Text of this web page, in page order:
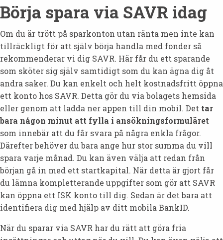
Börja spara via SAVR idag
Om du är trött på sparkonton utan ränta men inte kan
tillräckligt för att själv börja handla med fonder så
rekommenderar vi dig SAVR. Här får du ett sparande
som sköter sig själv samtidigt som du kan ägna dig åt
andra saker. Du kan enkelt och helt kostnadsfritt öppna
ett konto hos SAVR. Detta gör du via bolagets hemsida
eller genom att ladda ner appen till din mobil. Det tar
bara någon minut att fylla i ansökningsformuläret
som innebär att du får svara på några enkla frågor.
Därefter behöver du bara ange hur stor summa du vill
spara varje månad. Du kan även välja att redan från
början gå in med ett startkapital. När detta är gjort får
du lämna kompletterande uppgifter som gör att SAVR
kan öppna ett ISK konto till dig. Sedan är det bara att
identifiera dig med hjälp av ditt mobila BankID.
När du sparar via SAVR har du rätt att göra fria